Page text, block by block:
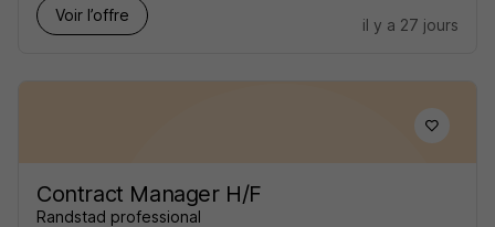
Voir l’offre
il y a 27 jours
Contract Manager H/F
Randstad professional